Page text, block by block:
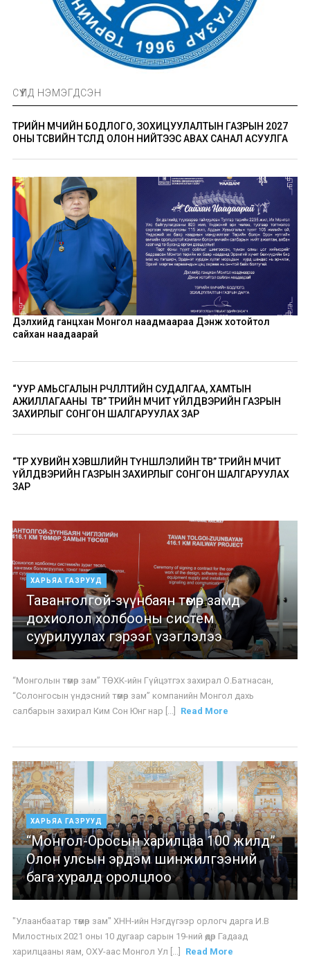
СҮҮЛД НЭМЭГДСЭН
ТӨРИЙН ӨМЧИЙН БОДЛОГО, ЗОХИЦУУЛАЛТЫН ГАЗРЫН 2027
ОНЫ ТӨСВИЙН ТӨСӨЛД ОЛОН НИЙТЭЭС АВАХ САНАЛ АСУУЛГА
Дэлхийд ганцхан Монгол наадмаараа Дэнж хотойтол
сайхан наадаарай
“УУР АМЬСГАЛЫН ӨӨРЧЛӨЛТИЙН СУДАЛГАА, ХАМТЫН
АЖИЛЛАГААНЫ ТӨВ” ТӨРИЙН ӨМЧИТ ҮЙЛДВЭРИЙН ГАЗРЫН
ЗАХИРЛЫГ СОНГОН ШАЛГАРУУЛАХ ЗАР
“ТӨР ХУВИЙН ХЭВШЛИЙН ТҮНШЛЭЛИЙН ТӨВ” ТӨРИЙН ӨМЧИТ
ҮЙЛДВЭРИЙН ГАЗРЫН ЗАХИРЛЫГ СОНГОН ШАЛГАРУУЛАХ
ЗАР
ХАРЬЯА ГАЗРУУД
Тавантолгой-зүүнбаян төмөр замд
дохиолол холбооны систем
суурилуулах гэрээг үзэглэлээ
“Монголын төмөр зам” ТӨХК-ийн Гүйцэтгэх захирал О.Батнасан,
“Солонгосын үндэсний төмөр зам” компанийн Монгол дахь
салбарын захирал Ким Сон Юнг нар [...]
Read More
ХАРЬЯА ГАЗРУУД
“Монгол-Оросын харилцаа 100 жилд”
Олон улсын эрдэм шинжилгээний
бага хуралд оролцлоо
"Улаанбаатар төмөр зам" ХНН-ийн Нэгдүгээр орлогч дарга И.В
Милостных 2021 оны 10 дугаар сарын 19-ний өдөр Гадаад
харилцааны яам, ОХУ-аас Монгол Ул [...]
Read More